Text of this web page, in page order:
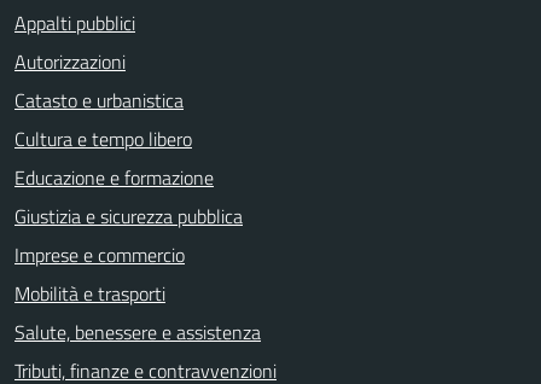
Appalti pubblici
Autorizzazioni
Catasto e urbanistica
Cultura e tempo libero
Educazione e formazione
Giustizia e sicurezza pubblica
Imprese e commercio
Mobilità e trasporti
Salute, benessere e assistenza
Tributi, finanze e contravvenzioni